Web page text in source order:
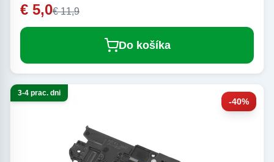
€ 5,0€ 11,9
Do košíka
-40%
3-4 prac. dni